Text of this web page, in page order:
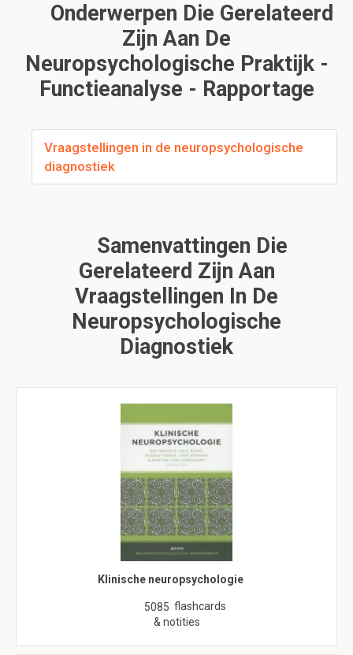
Onderwerpen Die Gerelateerd
Zijn Aan De
Neuropsychologische Praktijk -
Functieanalyse - Rapportage
Vraagstellingen in de neuropsychologische
diagnostiek
Samenvattingen Die
Gerelateerd Zijn Aan
Vraagstellingen In De
Neuropsychologische
Diagnostiek
Klinische neuropsychologie
5085 flashcards
& notities